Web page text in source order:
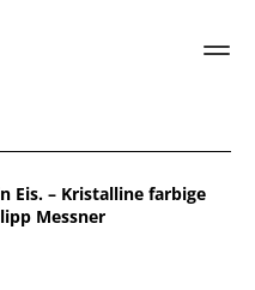
Eis. – Kristalline farbige
Messner